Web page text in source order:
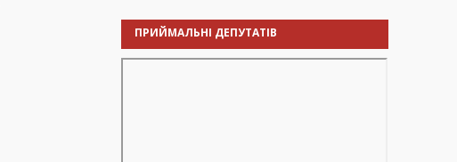
ПРИЙМАЛЬНІ ДЕПУТАТІВ